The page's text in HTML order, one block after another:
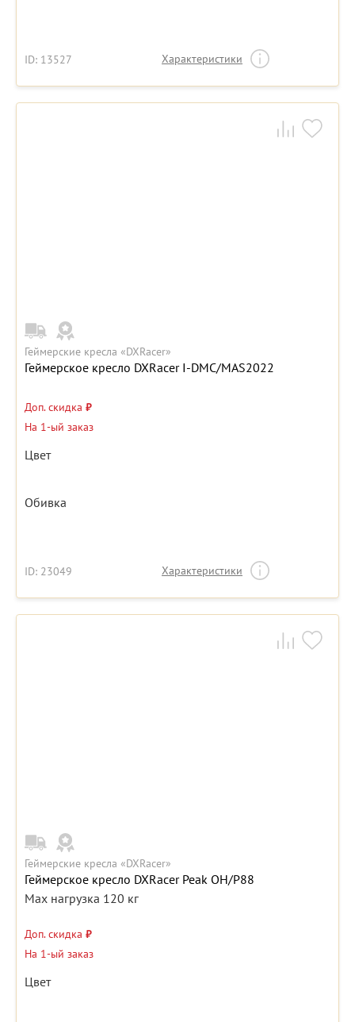
ID: 13527 Характеристики
Геймерские кресла «DXRacer»
Геймерское кресло DXRacer I-DMC/MAS2022
Доп. скидка ₽
На 1-ый заказ
Цвет
Обивка
ID: 23049 Характеристики
Геймерские кресла «DXRacer»
Геймерское кресло DXRacer Peak OH/P88
Max нагрузка 120 кг
Доп. скидка ₽
На 1-ый заказ
Цвет